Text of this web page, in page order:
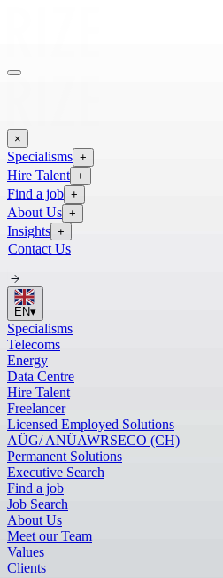
×
Specialisms +
Hire Talent +
Find a job +
About Us +
Insights +
Contact Us
EN▾
Specialisms
Telecoms
Energy
Data Centre
Hire Talent
Freelancer
Licensed Employed Solutions
AÜG/ ANÜAWRSECO (CH)
Permanent Solutions
Executive Search
Find a job
Job Search
About Us
Meet our Team
Values
Clients